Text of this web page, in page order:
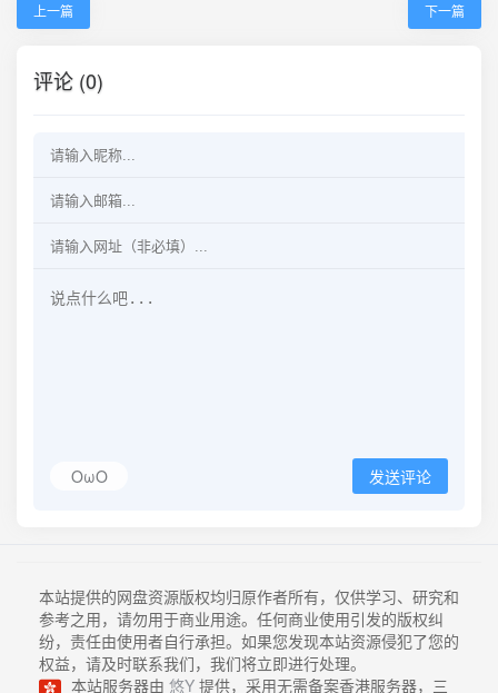
上一篇 下一篇
评论 (0)
OωO 发送评论
本站提供的网盘资源版权均归原作者所有，仅供学习、研究和
参考之用，请勿用于商业用途。任何商业使用引发的版权纠
纷，责任由使用者自行承担。如果您发现本站资源侵犯了您的
权益，请及时联系我们，我们将立即进行处理。
本站服务器由 悠Y 提供，采用无需备案香港服务器，三